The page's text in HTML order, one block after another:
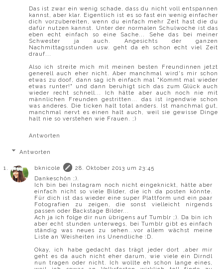
Das ist zwar ein wenig schade, dass du nicht voll entspannen
kannst, aber klar. Eigentlich ist es so fast ein wenig einfacher
dich vorzubereiten, wenn du einfach mehr Zeit hast die du
dafür nutzen kannst. Unter der normalen Schulwoche ist das
eben echt einfach so eine Sache... Sehe das bei meiner
Schwester ja auch. Angesichts der ganzen
Nachmittagsstunden usw. geht da eh schon echt viel Zeit
drauf...
Also ich streite mich mit meinen besten Freundinnen jetzt
generell auch eher nicht. Aber manchmal wird's mir schon
etwas zu doof, dann sag ich einfach mal "Kommt mal wieder
etwas runter!" und dann beruhigt sich das zum Glück auch
wieder recht schnell... Ich hätte aber auch noch nie mit
männlichen Freunden gestritten... das ist irgendwie schon
was anderes. Die ticken halt total anders. Ist manchmal gut,
manchmal nervt es einen halt auch, weil sie gewisse Dinge
halt nie so verstehen wie Frauen. ;)
Antworten
Antworten
bknicole
28. Oktober 2013 um 23:45
Dankeschön ;).
Ich bin bei Instagram noch nicht eingeknickt, hätte aber
einfach nicht so viele Bilder, die ich da posten könnte.
Für dich ist das wieder eine super Plattform und ein paar
Fotografien zu zeigen, die sonst vielleicht nirgends
passen oder Backstage Bilder...
Ach ja ich folge dir nun übrigens auf Tumblr ;). Da bin ich
aber echt stunden unterwegs, bei Tumblr gibt es einfach
ständig was neues zu sehen...vor allem wächst meine
Liste an Weisheiten ins Unendliche :D.
Okay, ich habe gedacht das trägt jeder dort ,aber mir
geht es da auch nicht eher darum, wie viele ein Dirndl
nun tragen oder nicht. Ich wollte eh schon lange eines,